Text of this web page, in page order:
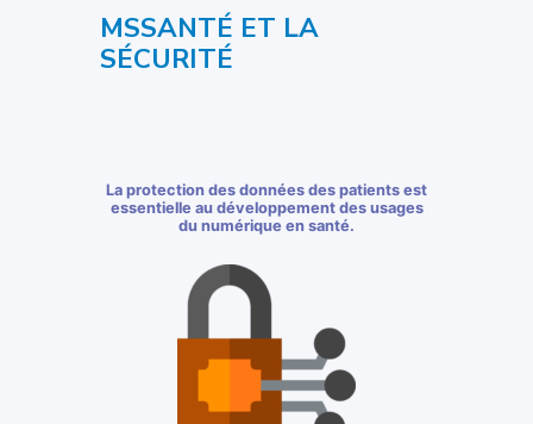
MSSANTÉ ET LA
SÉCURITÉ
La protection des données des patients est
essentielle au développement des usages
du numérique en santé.